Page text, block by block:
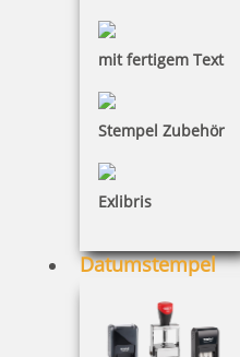
mit fertigem Text
Stempel Zubehör
Exlibris
Datumstempel
Hinweis! Für die
Höhe von 2,45 € inkl.
werden im Warenkorb
sichtbar sein. Im oben
sind die Satzkosten
Wünschen Sie einen
Breite in mm